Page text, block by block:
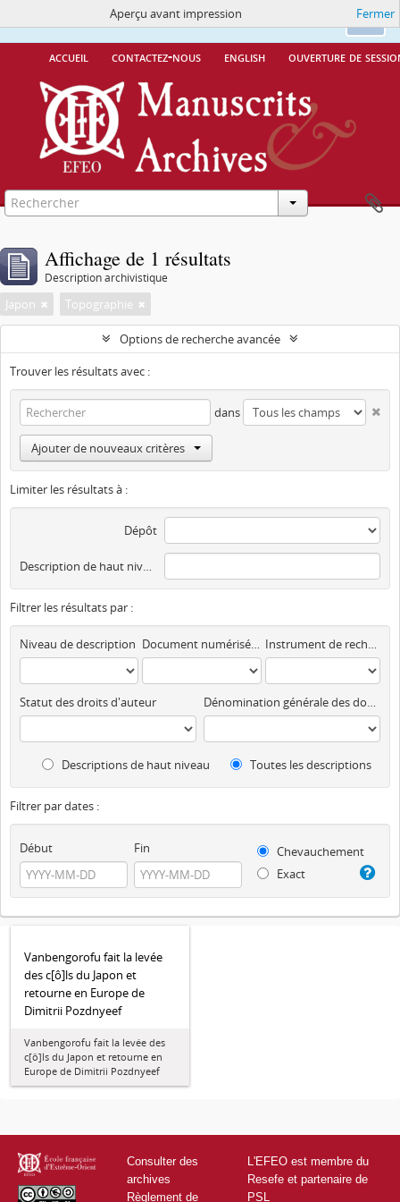
Ok
Ce site utilise des cookiesMore Info.
accueil contactez-nous english ouverture de
Aperçu avant impression Fermer
Affichage de 1 résultats
Description archivistique
Japon Topographie
Options de recherche avancée
Trouver les résultats avec :
dans
Ajouter de nouveaux critères
Limiter les résultats à :
Dépôt
Description de haut niveau
Filtrer les résultats par :
Niveau de description Document numérisé disponible Instrument de recherche
Statut des droits d'auteur Dénomination générale des documents
Descriptions de haut niveau Toutes les descriptions
Filtrer par dates :
Début Fin
Chevauchement
Exact
Vanbengorofu fait la levée
des c[ô]ls du Japon et
retourne en Europe de
Dimitrii Pozdnyeef
Vanbengorofu fait la levée des
c[ô]ls du Japon et retourne en
Europe de Dimitrii Pozdnyeef
Consulter des
archives
Règlement de
L'EFEO est membre du
Resefe et partenaire de
PSL